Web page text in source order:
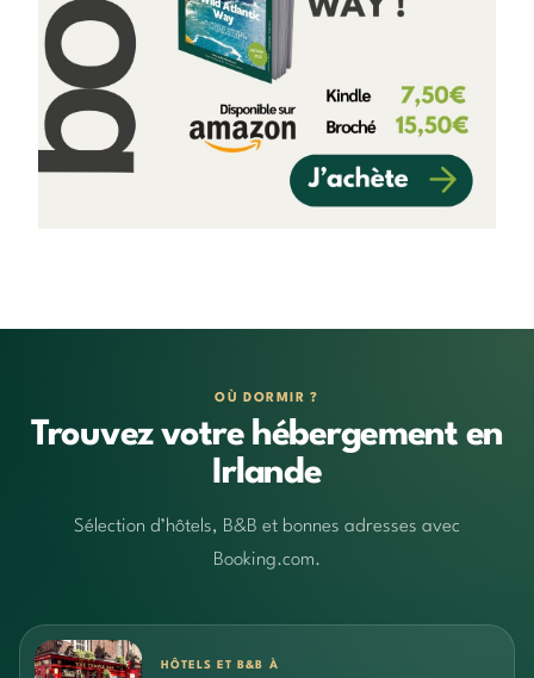
OÙ DORMIR ?
Trouvez votre hébergement en
Irlande
Sélection d’hôtels, B&B et bonnes adresses avec
Booking.com.
HÔTELS ET B&B À